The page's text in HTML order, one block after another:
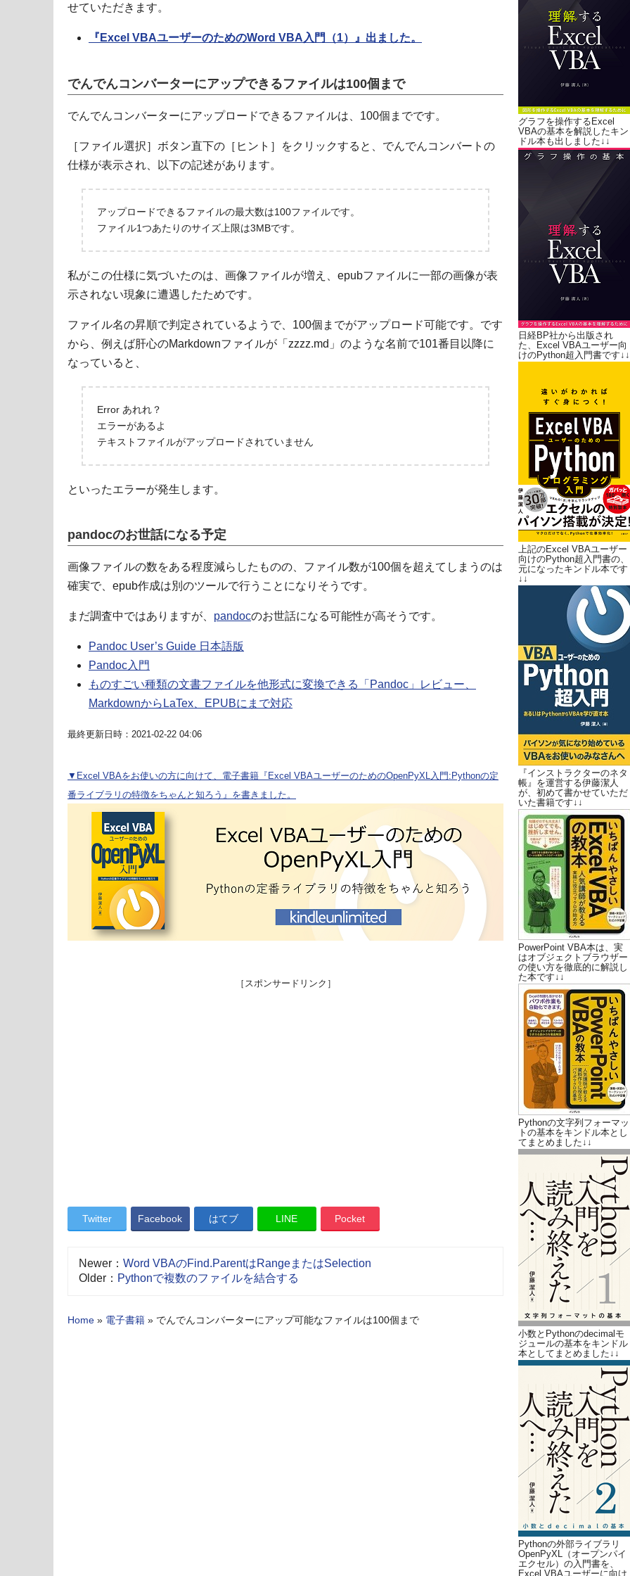
せていただきます。
『Excel VBAユーザーのためのWord VBA入門（1）』出ました。
でんでんコンバーターにアップできるファイルは100個まで
でんでんコンバーターにアップロードできるファイルは、100個までです。
［ファイル選択］ボタン直下の［ヒント］をクリックすると、でんでんコンバートの
仕様が表示され、以下の記述があります。
アップロードできるファイルの最大数は100ファイルです。
ファイル1つあたりのサイズ上限は3MBです。
私がこの仕様に気づいたのは、画像ファイルが増え、epubファイルに一部の画像が表
示されない現象に遭遇したためです。
ファイル名の昇順で判定されているようで、100個までがアップロード可能です。です
から、例えば肝心のMarkdownファイルが「zzzz.md」のような名前で101番目以降に
なっていると、
Error あれれ？
エラーがあるよ
テキストファイルがアップロードされていません
といったエラーが発生します。
pandocのお世話になる予定
画像ファイルの数をある程度減らしたものの、ファイル数が100個を超えてしまうのは
確実で、epub作成は別のツールで行うことになりそうです。
まだ調査中ではありますが、 pandocのお世話になる可能性が高そうです。
Pandoc User’s Guide 日本語版
Pandoc入門
ものすごい種類の文書ファイルを他形式に変換できる「Pandoc」レビュー、
MarkdownからLaTex、EPUBにまで対応
最終更新日時：2021-02-22 04:06
▼Excel VBAをお使いの方に向けて、電子書籍『Excel VBAユーザーのためのOpenPyXL入門:Pythonの定
番ライブラリの特徴をちゃんと知ろう』を書きました。
［スポンサードリンク］
Twitter Facebook はてブ LINE Pocket
Newer： Word VBAのFind.ParentはRangeまたはSelection
Older： Pythonで複数のファイルを結合する
Home » 電子書籍 » でんでんコンバーターにアップ可能なファイルは100個まで
グラフを操作するExcel
VBAの基本を解説したキン
ドル本も出しました↓↓
日経BP社から出版され
た、Excel VBAユーザー向
けのPython超入門書です↓↓
上記のExcel VBAユーザー
向けのPython超入門書の、
元になったキンドル本です
↓↓
『インストラクターのネタ
帳』を運営する伊藤潔人
が、初めて書かせていただ
いた書籍です↓↓
PowerPoint VBA本は、実
はオブジェクトブラウザー
の使い方を徹底的に解説し
た本です↓↓
Pythonの文字列フォーマッ
トの基本をキンドル本とし
てまとめました↓↓
小数とPythonのdecimalモ
ジュールの基本をキンドル
本としてまとめました↓↓
Pythonの外部ライブラリ
OpenPyXL（オープンパイ
エクセル）の入門書を、
Excel VBAユーザーに向け